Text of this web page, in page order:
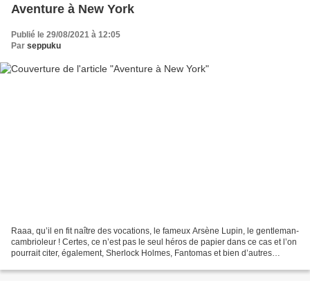
Aventure à New York
Publié le 29/08/2021 à 12:05
Par seppuku
Raaa, qu’il en fit naître des vocations, le fameux Arsène Lupin, le gentleman-
cambrioleur ! Certes, ce n’est pas le seul héros de papier dans ce cas et l’on
pourrait citer, également, Sherlock Holmes, Fantomas et bien d’autres